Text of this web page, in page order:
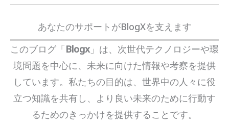
あなたのサポートがBlogXを支えます
このブログ「Blogx」は、次世代テクノロジーや環
境問題を中心に、未来に向けた情報や考察を提供
しています。私たちの目的は、世界中の人々に役
立つ知識を共有し、より良い未来のために行動す
るためのきっかけを提供することです。